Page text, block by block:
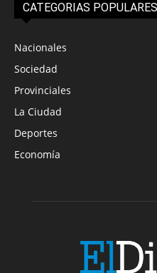
CATEGORIAS POPULARES
Nacionales
Sociedad
Provinciales
La Ciudad
Deportes
Economía